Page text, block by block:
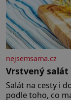
nejsemsama.cz
Vrstvený salát
Salát na cesty i
podle toho, co